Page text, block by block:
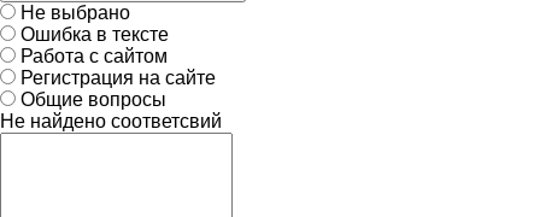
Не выбрано
Ошибка в тексте
Работа с сайтом
Регистрация на сайте
Общие вопросы
Не найдено соответсвий